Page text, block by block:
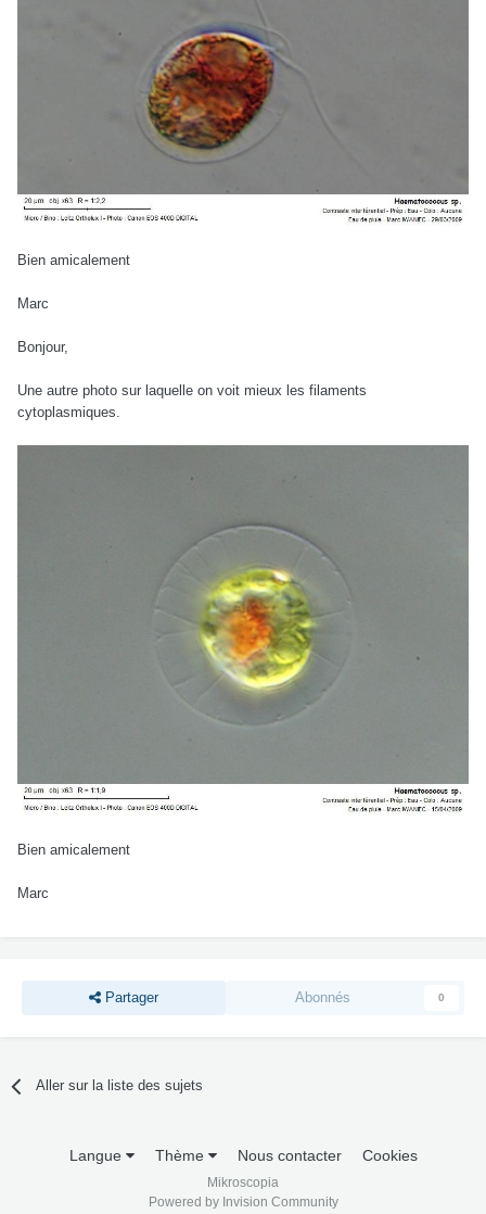
Bien amicalement
Marc
Bonjour,
Une autre photo sur laquelle on voit mieux les filaments
cytoplasmiques.
Bien amicalement
Marc
Partager Abonnés 0
Aller sur la liste des sujets
Langue Thème Nous contacter Cookies
Mikroscopia
Powered by Invision Community